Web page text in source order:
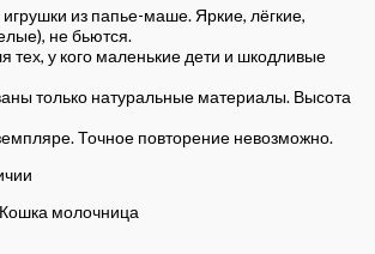
из папье-маше. Яркие, лёгкие,
не бьются.
тех, у кого маленькие дети и шкодливые
только натуральные материалы. Высота
Точное повторение невозможно.
молочница